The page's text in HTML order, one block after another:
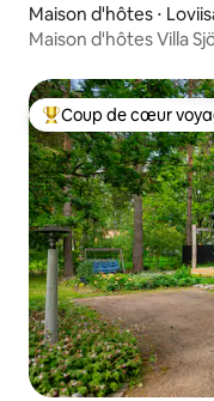
Maison d'hôtes ⋅
Maison d'hôtes Villa
Coups de cœur
Coup de cœur